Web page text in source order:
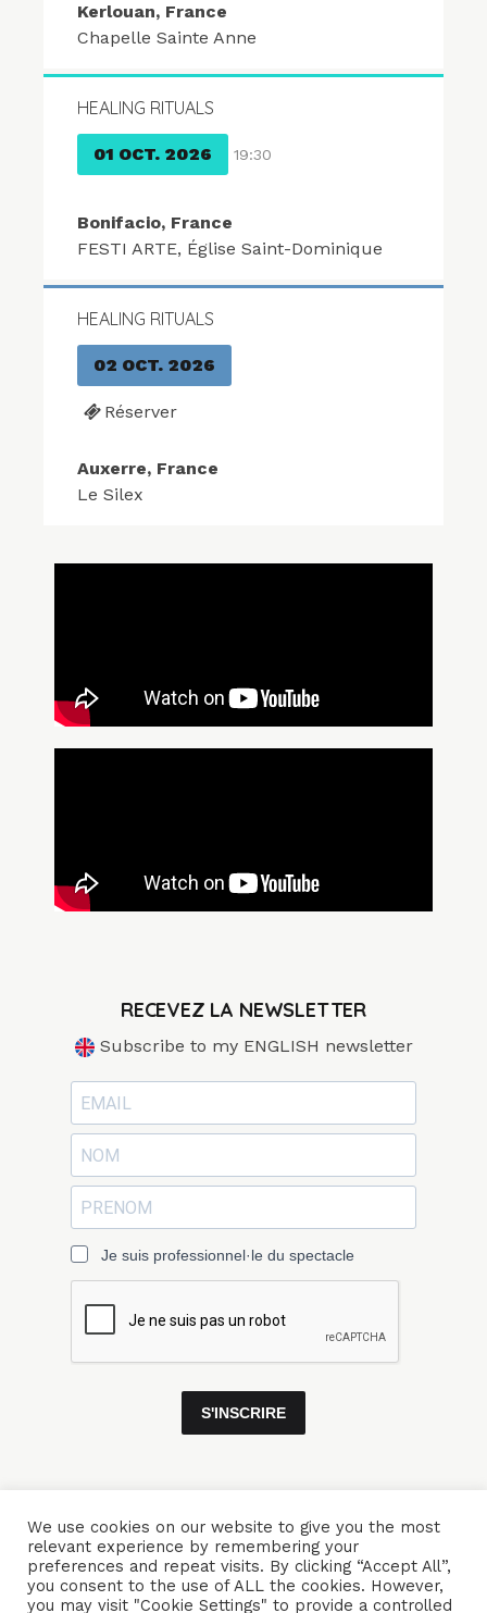
Kerlouan, France
Chapelle Sainte Anne
HEALING RITUALS
01 OCT. 2026 19:30
Bonifacio, France
FESTI ARTE, Église Saint-Dominique
HEALING RITUALS
02 OCT. 2026
Réserver
Auxerre, France
Le Silex
RECEVEZ LA NEWSLETTER
Subscribe to my ENGLISH newsletter
Je suis professionnel·le du spectacle
S'INSCRIRE
ACCUEIL ENSEMBLES CONCERTS VIDÉOS
PARCOURS PRESSE TRIBUNE LIBRE CONTACTS
We use cookies on our website to give you the most
relevant experience by remembering your
preferences and repeat visits. By clicking “Accept All”,
you consent to the use of ALL the cookies. However,
you may visit "Cookie Settings" to provide a controlled